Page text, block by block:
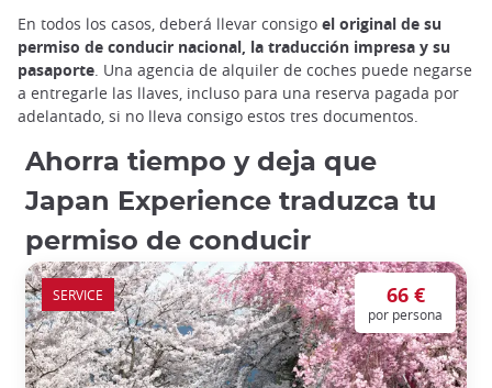
En todos los casos, deberá llevar consigo el original de su
permiso de conducir nacional, la traducción impresa y su
pasaporte. Una agencia de alquiler de coches puede negarse
a entregarle las llaves, incluso para una reserva pagada por
adelantado, si no lleva consigo estos tres documentos.
Ahorra tiempo y deja que
Japan Experience traduzca tu
permiso de conducir
66 €
por persona
SERVICE